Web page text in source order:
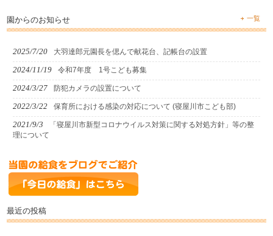
園からのお知らせ 一覧
2025/7/20 大羽達郎元園長を偲んで献花台、記帳台の設置
2024/11/19 令和7年度 1号こども募集
2024/3/27 防犯カメラの設置について
2022/3/22 保育所における感染の対応について (寝屋川市こども部)
2021/9/3
「寝屋川市新型コロナウイルス対策に関する対処方針」等の整
理について
最近の投稿